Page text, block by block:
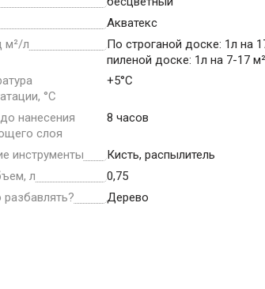
Акватекс
м²/л
По строганой доске: 1л на
пиленой доске: 1л на 7-17 м²
°С
+5°C
нанесения
слоя
8 часов
инструменты
Кисть, распылитель
л
0,75
Дерево
Инструменты
инструмент
инструмент
для ремонта
для штукатурно-отделочных